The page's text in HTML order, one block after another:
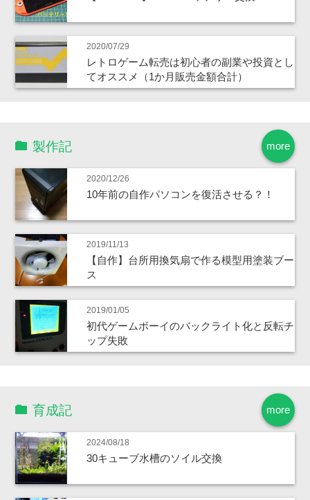
2020/07/29
レトロゲーム転売は初心者の副業や投資とし
てオススメ（1か月販売金額合計）
more
製作記
2020/12/26
10年前の自作パソコンを復活させる？！
2019/11/13
【自作】台所用換気扇で作る模型用塗装ブー
ス
2019/01/05
初代ゲームボーイのバックライト化と反転チ
ップ失敗
more
育成記
2024/08/18
30キューブ水槽のソイル交換